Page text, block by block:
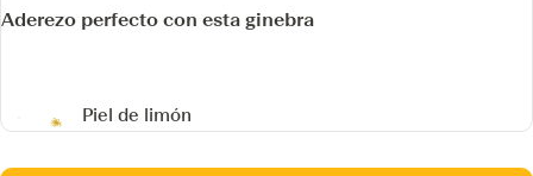
Aderezo perfecto con esta ginebra
Piel de limón